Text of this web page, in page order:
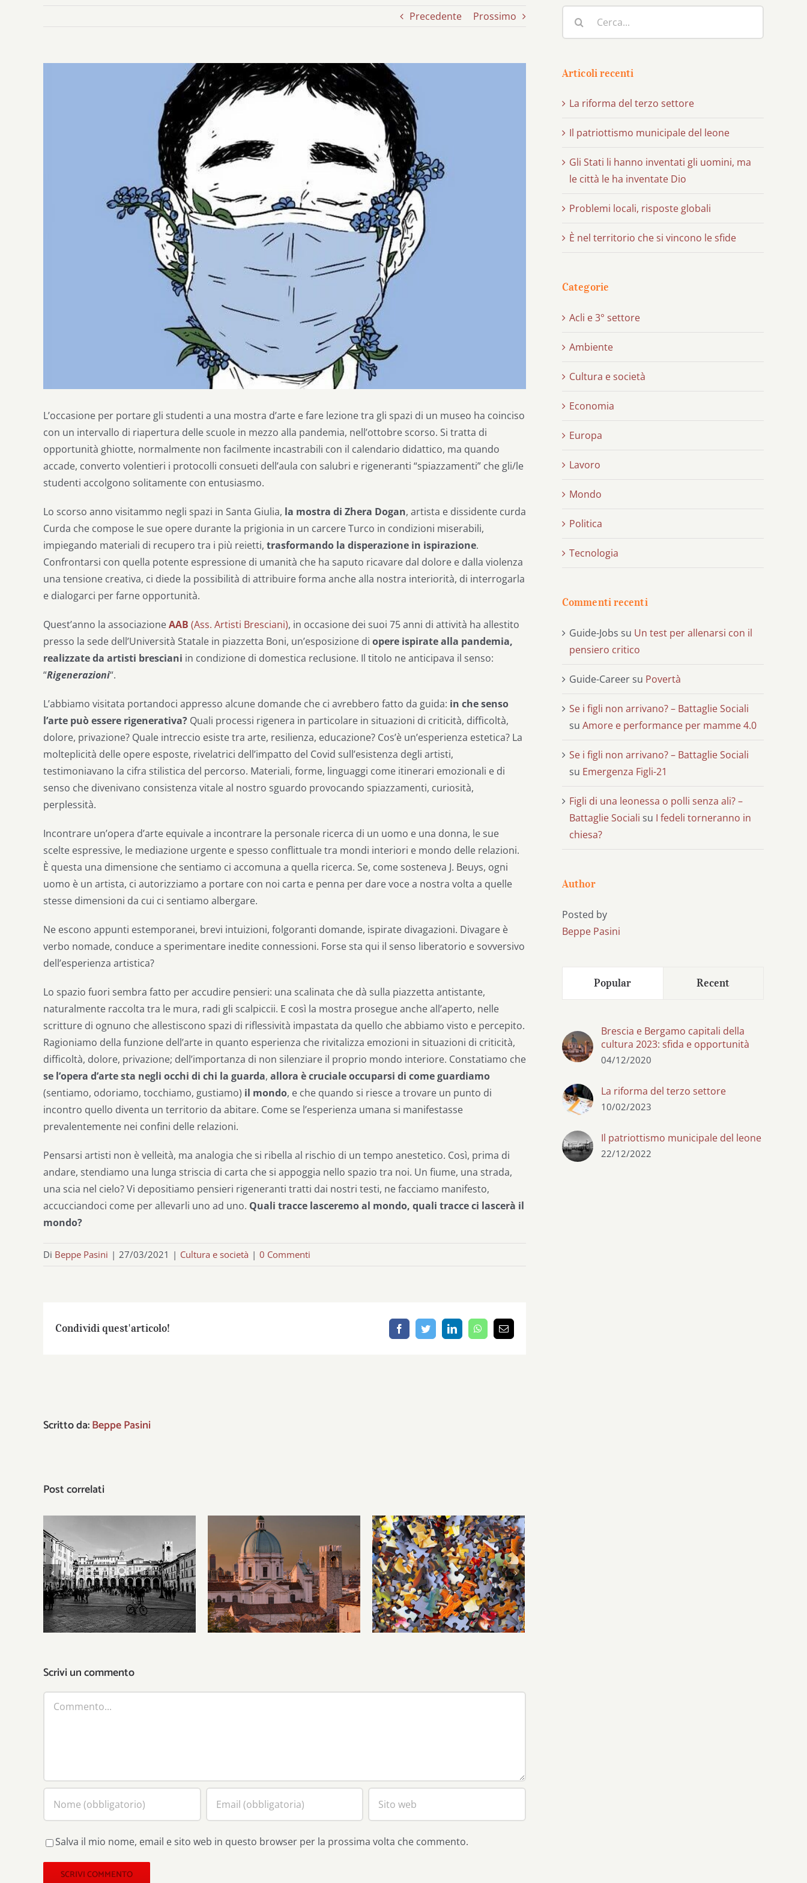
Precedente Prossimo
L’occasione per portare gli studenti a una mostra d’arte e fare lezione tra gli spazi di un museo ha coinciso
con un intervallo di riapertura delle scuole in mezzo alla pandemia, nell’ottobre scorso. Si tratta di
opportunità ghiotte, normalmente non facilmente incastrabili con il calendario didattico, ma quando
accade, converto volentieri i protocolli consueti dell’aula con salubri e rigeneranti “spiazzamenti” che gli/le
studenti accolgono solitamente con entusiasmo.
Lo scorso anno visitammo negli spazi in Santa Giulia, la mostra di Zhera Dogan, artista e dissidente curda
Curda che compose le sue opere durante la prigionia in un carcere Turco in condizioni miserabili,
impiegando materiali di recupero tra i più reietti, trasformando la disperazione in ispirazione.
Confrontarsi con quella potente espressione di umanità che ha saputo ricavare dal dolore e dalla violenza
una tensione creativa, ci diede la possibilità di attribuire forma anche alla nostra interiorità, di interrogarla
e dialogarci per farne opportunità.
Quest’anno la associazioneAAB (Ass. Artisti Bresciani), in occasione dei suoi 75 anni di attività ha allestito
presso la sede dell’Università Statale in piazzetta Boni, un’esposizione di opere ispirate alla pandemia,
realizzate da artisti bresciani in condizione di domestica reclusione. Il titolo ne anticipava il senso:
“Rigenerazioni“.
L’abbiamo visitata portandoci appresso alcune domande che ci avrebbero fatto da guida: in che senso
l’arte può essere rigenerativa? Quali processi rigenera in particolare in situazioni di criticità, difficoltà,
dolore, privazione? Quale intreccio esiste tra arte, resilienza, educazione? Cos’è un’esperienza estetica? La
molteplicità delle opere esposte, rivelatrici dell’impatto del Covid sull’esistenza degli artisti,
testimoniavano la cifra stilistica del percorso. Materiali, forme, linguaggi come itinerari emozionali e di
senso che divenivano consistenza vitale al nostro sguardo provocando spiazzamenti, curiosità,
perplessità.
Incontrare un’opera d’arte equivale a incontrare la personale ricerca di un uomo e una donna, le sue
scelte espressive, le mediazione urgente e spesso conflittuale tra mondi interiori e mondo delle relazioni.
È questa una dimensione che sentiamo ci accomuna a quella ricerca. Se, come sosteneva J. Beuys, ogni
uomo è un artista, ci autorizziamo a portare con noi carta e penna per dare voce a nostra volta a quelle
stesse dimensioni da cui ci sentiamo albergare.
Ne escono appunti estemporanei, brevi intuizioni, folgoranti domande, ispirate divagazioni. Divagare è
verbo nomade, conduce a sperimentare inedite connessioni. Forse sta qui il senso liberatorio e sovversivo
dell’esperienza artistica?
Lo spazio fuori sembra fatto per accudire pensieri: una scalinata che dà sulla piazzetta antistante,
naturalmente raccolta tra le mura, radi gli scalpiccii. E così la mostra prosegue anche all’aperto, nelle
scritture di ognuno che allestiscono spazi di riflessività impastata da quello che abbiamo visto e percepito.
Ragioniamo della funzione dell’arte in quanto esperienza che rivitalizza emozioni in situazioni di criticità,
difficoltà, dolore, privazione; dell’importanza di non silenziare il proprio mondo interiore. Constatiamo che
se l’opera d’arte sta negli occhi di chi la guarda, allora è cruciale occuparsi di come guardiamo
(sentiamo, odoriamo, tocchiamo, gustiamo) il mondo, e che quando si riesce a trovare un punto di
incontro quello diventa un territorio da abitare. Come se l’esperienza umana si manifestasse
prevalentemente nei confini delle relazioni.
Pensarsi artisti non è velleità, ma analogia che si ribella al rischio di un tempo anestetico. Così, prima di
andare, stendiamo una lunga striscia di carta che si appoggia nello spazio tra noi. Un fiume, una strada,
una scia nel cielo? Vi depositiamo pensieri rigeneranti tratti dai nostri testi, ne facciamo manifesto,
accucciandoci come per allevarli uno ad uno. Quali tracce lasceremo al mondo, quali tracce ci lascerà il
mondo?
Di Beppe Pasini | 27/03/2021 | Cultura e società | 0 Commenti
Condividi quest'articolo! FacebookTwitterLinkedInWhatsApp
Email
Scritto da:Beppe Pasini
Post correlati
Il patriottismo municipale
del leone
Gli Stati li hanno inventati
gli uomini, ma le città le
ha inventate Dio
Problemi locali, risposte
globali
Scrivi un commento
Salva il mio nome, email e sito web in questo browser per la prossima volta che commento.
per:
Articoli recenti
La riforma del terzo settore
Il patriottismo municipale del leone
Gli Stati li hanno inventati gli uomini, ma
le città le ha inventate Dio
Problemi locali, risposte globali
È nel territorio che si vincono le sfide
Categorie
Acli e 3° settore
Ambiente
Cultura e società
Economia
Europa
Lavoro
Mondo
Politica
Tecnologia
Commenti recenti
Guide-Jobs su Un test per allenarsi con il
pensiero critico
Guide-Career su Povertà
Se i figli non arrivano? – Battaglie Sociali
su Amore e performance per mamme 4.0
Se i figli non arrivano? – Battaglie Sociali
su Emergenza Figli-21
Figli di una leonessa o polli senza ali? –
Battaglie Sociali su I fedeli torneranno in
chiesa?
Author
Posted by
Beppe Pasini
Popular Recent
Brescia e Bergamo capitali della
cultura 2023: sfida e opportunità
04/12/2020
La riforma del terzo settore
10/02/2023
Il patriottismo municipale del leone
22/12/2022